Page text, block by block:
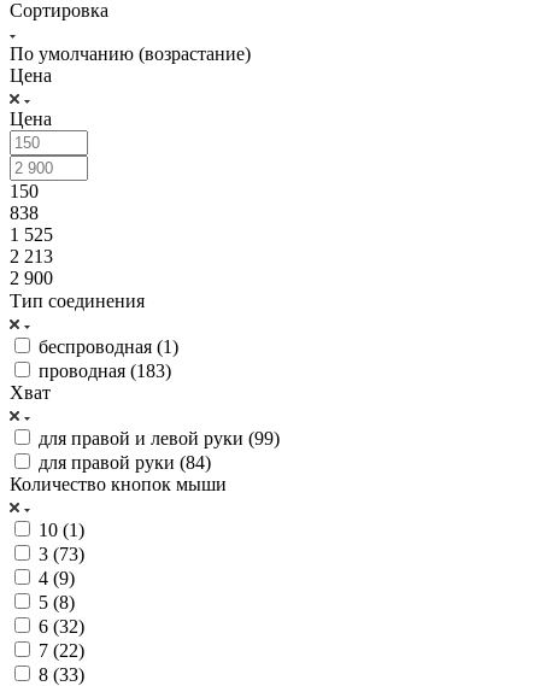
Сортировка
По умолчанию (возрастание)
Цена
Цена
150
838
1 525
2 213
2 900
Тип соединения
беспроводная (1)
проводная (183)
Хват
для правой и левой руки (99)
для правой руки (84)
Количество кнопок мыши
10 (1)
3 (73)
4 (9)
5 (8)
6 (32)
7 (22)
8 (33)